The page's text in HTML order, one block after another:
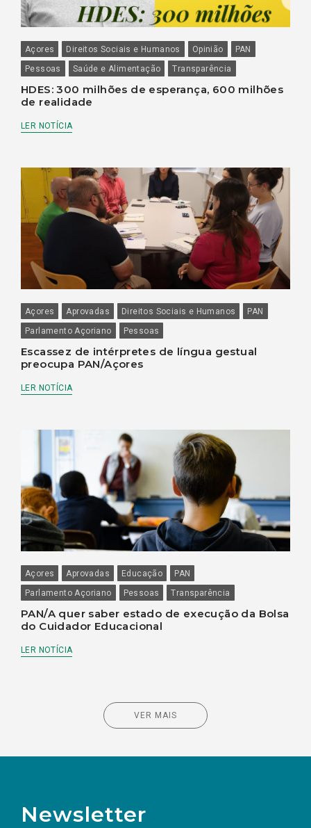
Açores Direitos Sociais e Humanos Opinião
PAN
Pessoas
Saúde e Alimentação Transparência
HDES: 300 milhões de esperança, 600 milhões
de realidade
LER NOTÍCIA
Açores Aprovadas Direitos Sociais e Humanos
PAN
Parlamento Açoriano
Pessoas
Escassez de intérpretes de língua gestual
preocupa PAN/Açores
LER NOTÍCIA
Açores Aprovadas Educação
PAN
Parlamento Açoriano
Pessoas Transparência
PAN/A quer saber estado de execução da Bolsa
do Cuidador Educacional
LER NOTÍCIA
VER MAIS
Newsletter